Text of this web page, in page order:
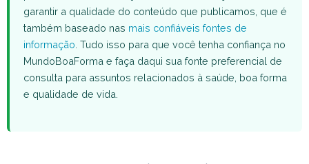
garantir a qualidade do conteúdo que publicamos, que é
também baseado nas mais confiáveis fontes de
informação. Tudo isso para que você tenha confiança no
MundoBoaForma e faça daqui sua fonte preferencial de
consulta para assuntos relacionados à saúde, boa forma
e qualidade de vida.